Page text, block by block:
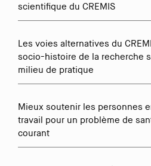
scientifique du CREMIS
Les voies alternatives du
socio-histoire de la recherche
milieu de pratique
Mieux soutenir les personnes
travail pour un problème de
courant